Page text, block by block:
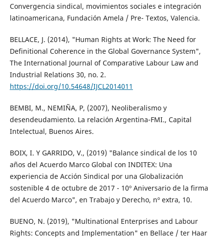
Convergencia sindical, movimientos sociales e integración
latinoamericana, Fundación Amela / Pre- Textos, Valencia.
BELLACE, J. (2014), "Human Rights at Work: The Need for
Definitional Coherence in the Global Governance System",
The International Journal of Comparative Labour Law and
Industrial Relations 30, no. 2.
https://doi.org/10.54648/IJCL2014011
BEMBI, M., NEMIÑA, P, (2007), Neoliberalismo y
desendeudamiento. La relación Argentina-FMI., Capital
Intelectual, Buenos Aires.
BOIX, I. Y GARRIDO, V., (2019) "Balance sindical de los 10
años del Acuerdo Marco Global con INDITEX: Una
experiencia de Acción Sindical por una Globalización
sostenible 4 de octubre de 2017 - 10º Aniversario de la firma
del Acuerdo Marco", en Trabajo y Derecho, nº extra, 10.
BUENO, N. (2019), "Multinational Enterprises and Labour
Rights: Concepts and Implementation" en Bellace / ter Haar